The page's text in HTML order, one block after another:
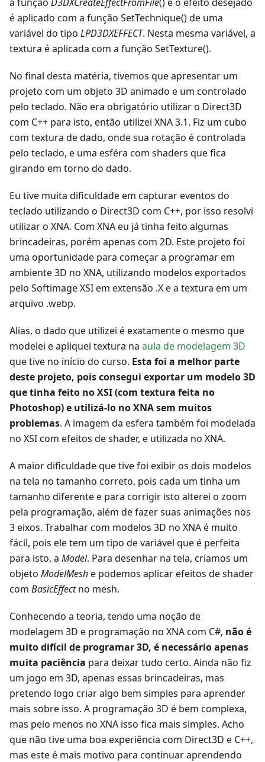
é aplicado com a função SetTechnique() de uma
variável do tipo LPD3DXEFFECT. Nesta mesma variável, a
textura é aplicada com a função SetTexture().
No final desta matéria, tivemos que apresentar um
projeto com um objeto 3D animado e um controlado
pelo teclado. Não era obrigatório utilizar o Direct3D
com C++ para isto, então utilizei XNA 3.1. Fiz um cubo
com textura de dado, onde sua rotação é controlada
pelo teclado, e uma esféra com shaders que fica
girando em torno do dado.
Eu tive muita dificuldade em capturar eventos do
teclado utilizando o Direct3D com C++, por isso resolvi
utilizar o XNA. Com XNA eu já tinha feito algumas
brincadeiras, porém apenas com 2D. Este projeto foi
uma oportunidade para começar a programar em
ambiente 3D no XNA, utilizando modelos exportados
pelo Softimage XSI em extensão .X e a textura em um
arquivo .webp.
Alias, o dado que utilizei é exatamente o mesmo que
modelei e apliquei textura na aula de modelagem 3D
que tive no início do curso. Esta foi a melhor parte
deste projeto, pois consegui exportar um modelo 3D
que tinha feito no XSI (com textura feita no
Photoshop) e utilizá-lo no XNA sem muitos
problemas. A imagem da esfera também foi modelada
no XSI com efeitos de shader, e utilizada no XNA.
A maior dificuldade que tive foi exibir os dois modelos
na tela no tamanho correto, pois cada um tinha um
tamanho diferente e para corrigir isto alterei o zoom
pela programação, além de fazer suas animações nos
3 eixos. Trabalhar com modelos 3D no XNA é muito
fácil, pois ele tem um tipo de variável que é perfeita
para isto, a Model. Para desenhar na tela, criamos um
objeto ModelMeshe podemos aplicar efeitos de shader
com BasicEffectno mesh.
Conhecendo a teoria, tendo uma noção de
modelagem 3D e programação no XNA com C#, não é
muito difícil de programar 3D, é necessário apenas
muita paciência para deixar tudo certo. Ainda não fiz
um jogo em 3D, apenas essas brincadeiras, mas
pretendo logo criar algo bem simples para aprender
mais sobre isso. A programação 3D é bem complexa,
mas pelo menos no XNA isso fica mais simples. Acho
que não tive uma boa experiência com Direct3D e C++,
mas este é mais motivo para continuar aprendendo